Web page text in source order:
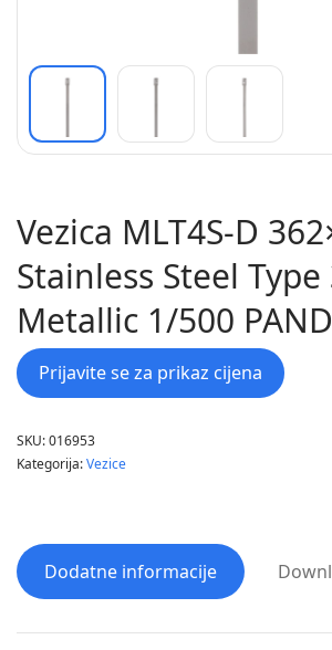
Vezica MLT4S-D
Stainless Steel Type
Metallic 1/500
Prijavite se za prikaz cijena
SKU:016953
Kategorija:Vezice
Dodatne informacije